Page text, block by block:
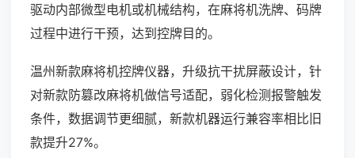
驱动内部微型电机或机械结构，在麻将机洗牌、码牌
过程中进行干预，达到控牌目的。
温州新款麻将机控牌仪器，升级抗干扰屏蔽设计，针
对新款防篡改麻将机做信号适配，弱化检测报警触发
条件，数据调节更细腻，新款机器运行兼容率相比旧
款提升27%。